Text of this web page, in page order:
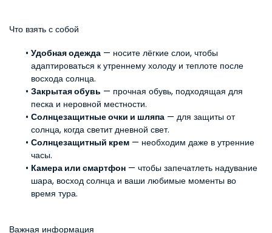
Что взять с собой
Удобная одежда — носите лёгкие слои, чтобы
адаптироваться к утреннему холоду и теплоте после
восхода солнца.
Закрытая обувь — прочная обувь, подходящая для
песка и неровной местности.
Солнцезащитные очки и шляпа — для защиты от
солнца, когда светит дневной свет.
Солнцезащитный крем — необходим даже в утренние
часы.
Камера или смартфон — чтобы запечатлеть надувание
шара, восход солнца и ваши любимые моменты во
время тура.
Важная информация